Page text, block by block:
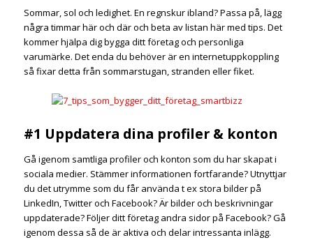
Sommar, sol och ledighet. En regnskur ibland? Passa på, lägg
några timmar här och där och beta av listan här med tips. Det
kommer hjälpa dig bygga ditt företag och personliga
varumärke. Det enda du behöver är en internetuppkoppling
så fixar detta från sommarstugan, stranden eller fiket.
#1 Uppdatera dina profiler & konton
Gå igenom samtliga profiler och konton som du har skapat i
sociala medier. Stämmer informationen fortfarande? Utnyttjar
du det utrymme som du får använda t ex stora bilder på
LinkedIn, Twitter och Facebook? Är bilder och beskrivningar
uppdaterade? Följer ditt företag andra sidor på Facebook? Gå
igenom dessa så de är aktiva och delar intressanta inlägg.